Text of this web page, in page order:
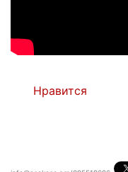
Нравится